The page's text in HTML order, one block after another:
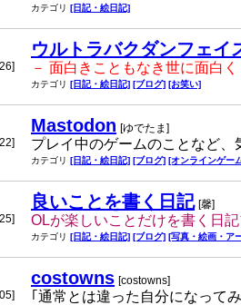
カテゴリ [日記・絵日記]
ウルトラバクダンフェイ
－ 面白きこともなき世に面白
カテゴリ [日記・絵日記] [ブログ] [お笑い]
Mastodon [ゆでたま]
プレイ中のゲームのことなど、
カテゴリ [日記・絵日記] [ブログ] [オンラインゲー
良いことを書く日記 [馨]
OLが楽しいことだけを書く日
カテゴリ [日記・絵日記] [ブログ] [写真・絵画・ア
costowns [costowns]
｢通常とは違った自分になって